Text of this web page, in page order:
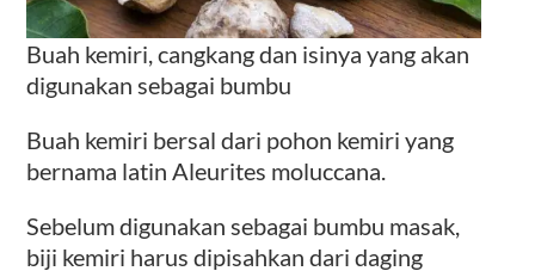
Buah kemiri, cangkang dan isinya yang akan
digunakan sebagai bumbu
Buah kemiri bersal dari pohon kemiri yang
bernama latin Aleurites moluccana.
Sebelum digunakan sebagai bumbu masak,
biji kemiri harus dipisahkan dari daging